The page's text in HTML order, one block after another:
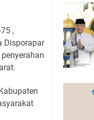
,
Disporapar